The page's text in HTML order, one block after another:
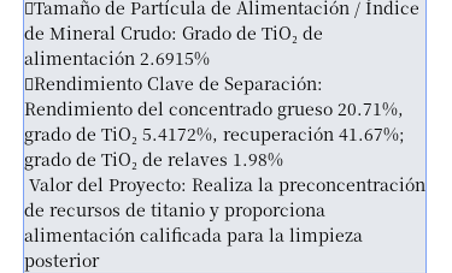
Tamaño de Partícula de Alimentación / Índice
de Mineral Crudo: Grado de TiO₂ de
alimentación 2.6915%
Rendimiento Clave de Separación:
Rendimiento del concentrado grueso 20.71%,
grado de TiO₂ 5.4172%, recuperación 41.67%;
grado de TiO₂ de relaves 1.98%
Valor del Proyecto: Realiza la preconcentración
de recursos de titanio y proporciona
alimentación calificada para la limpieza
posterior